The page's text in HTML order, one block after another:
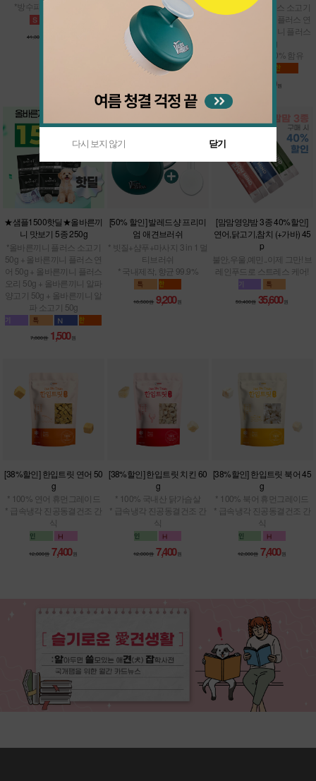
*방수파우치 추가 증정
41,300원
*면역관리
57,500원
* 올바른끼니 플러스 소고기
50g + 올바른끼니 플러스 연
어 50g + 올바른끼니 플러스
오리 50g
* 신선한 생육 60% 함유
원
★샘플1500핫딜★올바른끼
니 맛보기 5종 250g
*올바른끼니 플러스 소고기
50g + 올바른끼니 플러스 연
어 50g + 올바른끼니 플러스
오리 50g + 올바른끼니 알파
양고기 50g + 올바른끼니 알
파 소고기 50g
7,800원 1,500 원
[50% 할인] 발레드샹 프리미
엄 애견브러쉬
* 빗질+샴푸+마사지 3 in 1 멀
티브러쉬
* 국내제작, 향균 99.9%
18,500원 9,200 원
[맘맘영양밤 3종 40%할인]
연어,닭고기,참치 (+가바) 45
p
불안,우울,예민..이제 그만! 브
레인푸드로 스트레스 케어!
59,400원 35,600 원
[38%할인] 한입트릿 연어 50
g
* 100% 연어 휴먼그레이드
* 급속냉각 진공동결건조 간
식
12,000원 7,400 원
[38%할인] 한입트릿 치킨 60
g
* 100% 국내산 닭가슴살
* 급속냉각 진공동결건조 간
식
12,000원 7,400 원
[38%할인] 한입트릿 북어 45
g
* 100% 북어 휴먼그레이드
* 급속냉각 진공동결건조 간
식
12,000원 7,400 원
다시 보지 않기 닫기